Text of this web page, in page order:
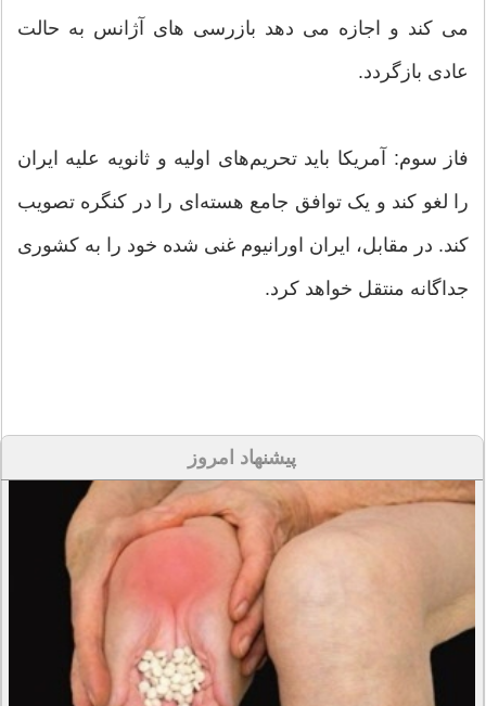
می کند و اجازه می دهد بازرسی های آژانس به حالت
عادی بازگردد.
فاز سوم: آمریکا باید تحریم‌های اولیه و ثانویه علیه ایران
را لغو کند و یک توافق جامع هسته‌ای را در کنگره تصویب
کند. در مقابل، ایران اورانیوم غنی شده خود را به کشوری
جداگانه منتقل خواهد کرد.
پیشنهاد امروز